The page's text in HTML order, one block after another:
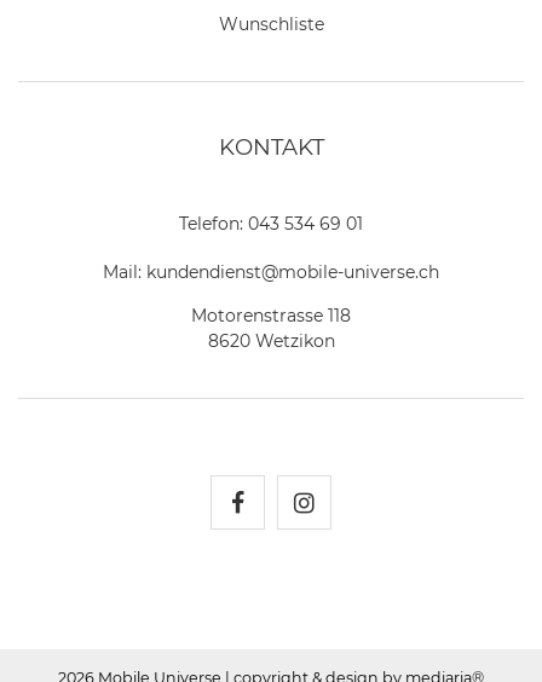
Wunschliste
KONTAKT
Telefon: 043 534 69 01
Mail: kundendienst@mobile-universe.ch
Motorenstrasse 118
8620 Wetzikon
2026 Mobile Universe | copyright & design by mediaria®